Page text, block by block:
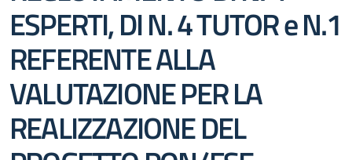
ESPERTI, DI N. 4 TUTOR e N.1
REFERENTE ALLA
VALUTAZIONE PER LA
REALIZZAZIONE DEL